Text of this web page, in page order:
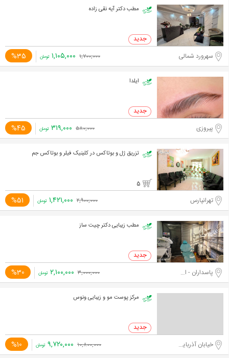
مطب دکتر آیه نقی زاده
سهرورد شمالی %35 ۱,۷۰۰,۰۰۰ ۱,۱۰۵,۰۰۰ تومان
ایلدا
پیروزی %45 ۵۸۰,۰۰۰ ۳۱۹,۰۰۰ تومان
تزریق ژل و بوتاکس در کلینیک فیلر و بوتاکس جم
5
تهرانپارس %51 ۲,۹۰۰,۰۰۰ ۱,۴۲۱,۰۰۰ تومان
مطب زیبایی دکتر چیت ساز
پاسداران - اختیاریه جنوبی %30 ۳,۰۰۰,۰۰۰ ۲,۱۰۰,۰۰۰ تومان
مرکز پوست مو و زیبایی ونوس
خیابان آذربایجان %10 ۱۰,۸۰۰,۰۰۰ ۹,۷۲۰,۰۰۰ تومان